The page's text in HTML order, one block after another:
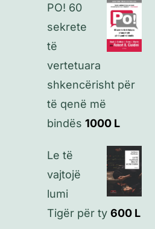
PO! 60
sekrete
të
vertetuara
shkencërisht për
të qenë më
bindës 1000 L
Le të
vajtojë
lumi
Tigër për ty 600 L